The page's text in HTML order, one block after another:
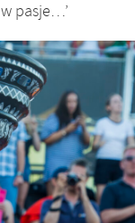
pasje…’